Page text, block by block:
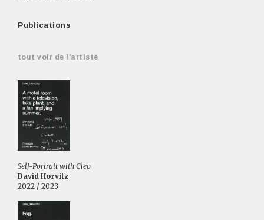
Publications
tout voir de l'artiste
Self-Portrait with Cleo
David Horvitz
2022 / 2023